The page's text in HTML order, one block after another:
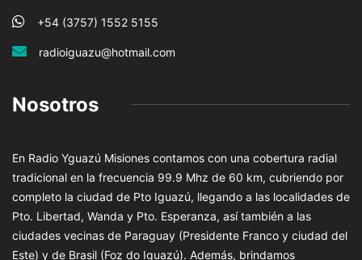
+54 (3757) 1552 5155
radioiguazu@hotmail.com
Nosotros
En Radio Yguazú Misiones contamos con una cobertura radial
tradicional en la frecuencia 99.9 Mhz de 60 km, cubriendo por
completo la ciudad de Pto Iguazú, llegando a las localidades de
Pto. Libertad, Wanda y Pto. Esperanza, así también a las
ciudades vecinas de Paraguay (Presidente Franco y ciudad del
Este) y de Brasil (Foz do Iguazú). Además, brindamos